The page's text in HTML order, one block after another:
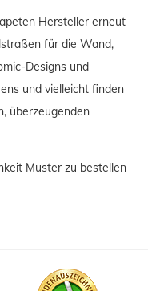
Hersteller erneut
für die Wand,
Designs und
und vielleicht finden
überzeugenden
Muster zu bestellen